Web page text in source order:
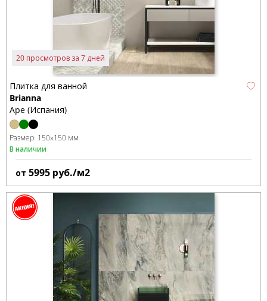
20 просмотров за 7 дней
Плитка для ванной
Brianna
Ape (Испания)
Размер: 150x150 мм
В наличии
от 5995 руб./м2